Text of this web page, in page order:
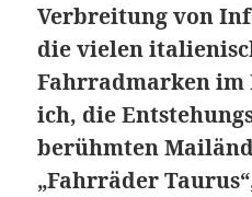
Verbreitung von
die vielen
Fahrradmarken im
ich, die
berühmten
„Fahrräder